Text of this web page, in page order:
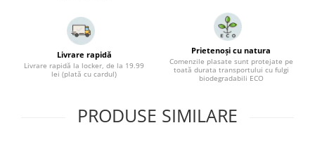
Livrare rapidă
Livrare rapidă la locker, de la 19.99
lei (plată cu cardul)
Prietenoși cu natura
Comenzile plasate sunt protejate pe
toată durata transportului cu fulgi
biodegradabili ECO
PRODUSE SIMILARE